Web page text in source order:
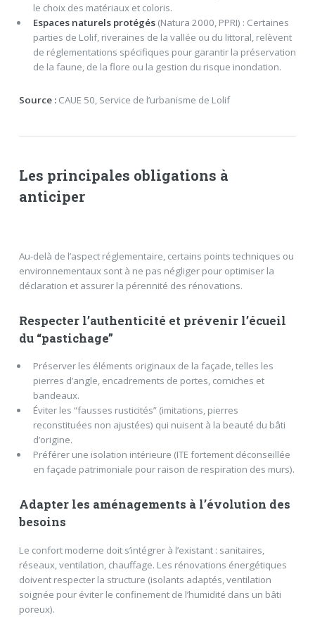
le choix des matériaux et coloris.
Espaces naturels protégés(Natura 2000, PPRI) : Certaines
parties de Lolif, riveraines de la vallée ou du littoral, relèvent
de réglementations spécifiques pour garantir la préservation
de la faune, de la flore ou la gestion du risque inondation.
Source :CAUE 50, Service de l’urbanisme de Lolif
Les principales obligations à
anticiper
Au-delà de l’aspect réglementaire, certains points techniques ou
environnementaux sont à ne pas négliger pour optimiser la
déclaration et assurer la pérennité des rénovations.
Respecter l’authenticité et prévenir l’écueil
du “pastichage”
Préserver les éléments originaux de la façade, telles les
pierres d’angle, encadrements de portes, corniches et
bandeaux.
Éviter les “fausses rusticités” (imitations, pierres
reconstituées non ajustées) qui nuisent à la beauté du bâti
d’origine.
Préférer une isolation intérieure (ITE fortement déconseillée
en façade patrimoniale pour raison de respiration des murs).
Adapter les aménagements à l’évolution des
besoins
Le confort moderne doit s’intégrer à l’existant : sanitaires,
réseaux, ventilation, chauffage. Les rénovations énergétiques
doivent respecter la structure (isolants adaptés, ventilation
soignée pour éviter le confinement de l’humidité dans un bâti
poreux).